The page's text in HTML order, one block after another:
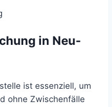
in Neu-
ist essenziell, um
ohne Zwischenfälle